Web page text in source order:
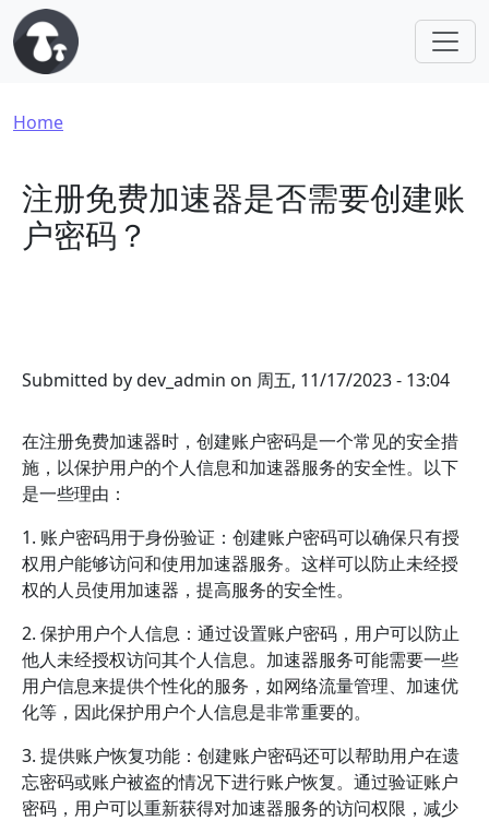
Skip to main content
Breadcrumb
Home
注册免费加速器是否需要创建账
户密码？
Submitted bydev_admin on 周五, 11/17/2023 - 13:04
在注册免费加速器时，创建账户密码是一个常见的安全措
施，以保护用户的个人信息和加速器服务的安全性。以下
是一些理由：
1. 账户密码用于身份验证：创建账户密码可以确保只有授
权用户能够访问和使用加速器服务。这样可以防止未经授
权的人员使用加速器，提高服务的安全性。
2. 保护用户个人信息：通过设置账户密码，用户可以防止
他人未经授权访问其个人信息。加速器服务可能需要一些
用户信息来提供个性化的服务，如网络流量管理、加速优
化等，因此保护用户个人信息是非常重要的。
3. 提供账户恢复功能：创建账户密码还可以帮助用户在遗
忘密码或账户被盗的情况下进行账户恢复。通过验证账户
密码，用户可以重新获得对加速器服务的访问权限，减少